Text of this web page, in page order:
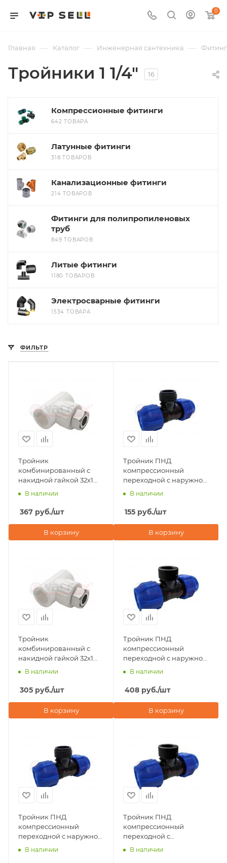
0
Главная — Каталог — Инженерная сантехника —
Тройники 1 1/4" 16
Компрессионные фитинги
642 ТОВАРА
Латунные фитинги
318 ТОВАРОВ
Канализационные фитинги
214 ТОВАРОВ
Фитинги для полипропиленовых
труб
849 ТОВАРОВ
Литые фитинги
1180 ТОВАРОВ
Электросварные фитинги
1534 ТОВАРА
ФИЛЬТР
Тройник
комбинированный с
накидной гайкой 32х1
1/4"х32 Valfex, белый
В наличии
367 руб./шт
В корзину
Тройник ПНД
компрессионный
переходной с наружной
резьбой 40х1 1/4"х40
В наличии
155 руб./шт
В корзину
Тройник
комбинированный с
накидной гайкой 32х1
1/4"х32 Valfex, серый
В наличии
305 руб./шт
В корзину
Тройник ПНД
компрессионный
переходной с наружной
резьбой 63х1 1/4"х63
В наличии
408 руб./шт
В корзину
Тройник ПНД
компрессионный
переходной с наружной
резьбой 25х1 1/4"х25
В наличии
Тройник ПНД
компрессионный
переходной с
внутренней резьбой
В наличии